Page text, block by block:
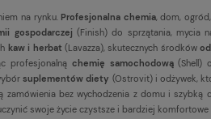
na rynku. Profesjonalna chemia, dom,
gospodarczej (Finish) do sprzątania, mycia
kaw i herbat (Lavazza), skutecznych środków
profesjonalną chemię samochodową(Shell)
suplementów diety (Ostrovit) i odżywek,
bez wychodzenia z domu i szybką
swoje życie czystsze i bardziej komfortowe